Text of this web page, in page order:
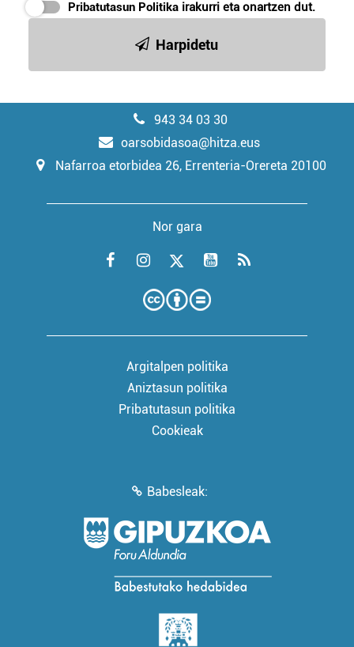
Pribatutasun Politika irakurri eta onartzen dut.
Harpidetu
943 34 03 30
oarsobidasoa@hitza.eus
Nafarroa etorbidea 26, Errenteria-Orereta 20100
Nor gara
Argitalpen politika
Aniztasun politika
Pribatutasun politika
Cookieak
Babesleak: